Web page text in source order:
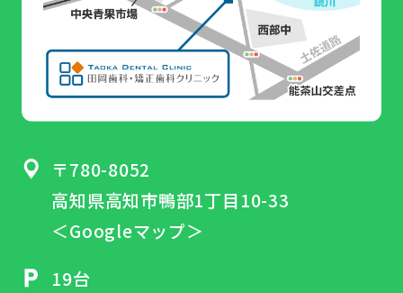
〒780-8052
高知県高知市鴨部1丁目10-33
＜Googleマップ＞
19台